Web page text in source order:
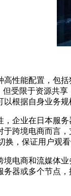
能配置，包括
受限于资源共
根据自身业务
业在日本服务
跨境电商而言
，保证用户观看
商和流媒体业
器或多个节点